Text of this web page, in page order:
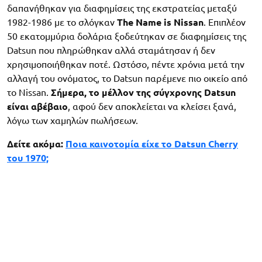
δαπανήθηκαν για διαφημίσεις της εκστρατείας μεταξύ
1982-1986 με το σλόγκαν The Name is Nissan. Επιπλέον
50 εκατομμύρια δολάρια ξοδεύτηκαν σε διαφημίσεις της
Datsun που πληρώθηκαν αλλά σταμάτησαν ή δεν
χρησιμοποιήθηκαν ποτέ. Ωστόσο, πέντε χρόνια μετά την
αλλαγή του ονόματος, το Datsun παρέμενε πιο οικείο από
το Nissan. Σήμερα, το μέλλον της σύγχρονης Datsun
είναι αβέβαιο, αφού δεν αποκλείεται να κλείσει ξανά,
λόγω των χαμηλών πωλήσεων.
Δείτε ακόμα: Ποια καινοτομία είχε το Datsun Cherry
του 1970;